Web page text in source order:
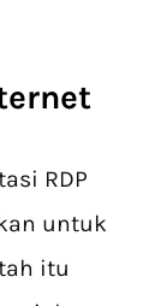
RDP
untuk
itu